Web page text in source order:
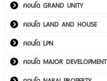
คอนโด GRAND UNITY
คอนโด LAND AND HOUSE
คอนโด LPN
คอนโด MAJOR DEVELOPMENT